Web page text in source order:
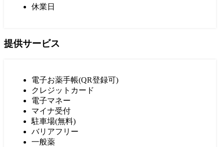
休業日
提供サービス
電子お薬手帳(QR登録可)
クレジットカード
電子マネー
マイナ受付
駐車場(無料)
バリアフリー
一般薬